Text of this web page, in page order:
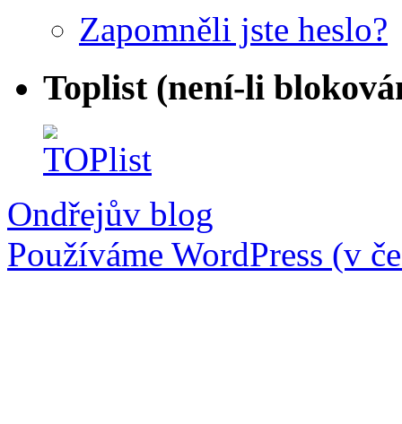
Zapomněli jste heslo?
Toplist (není-li
Ondřejův blog
Používáme WordPress (v